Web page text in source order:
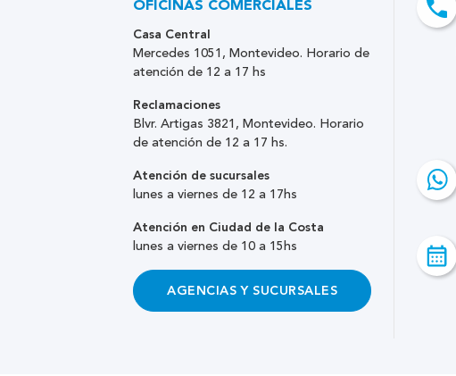
OFICINAS COMERCIALES
Casa Central
Mercedes 1051, Montevideo. Horario de
atención de 12 a 17 hs
Reclamaciones
Blvr. Artigas 3821, Montevideo. Horario
de atención de 12 a 17 hs.
Atención de sucursales
lunes a viernes de 12 a 17hs
Atención en Ciudad de la Costa
lunes a viernes de 10 a 15hs
AGENCIAS Y SUCURSALES